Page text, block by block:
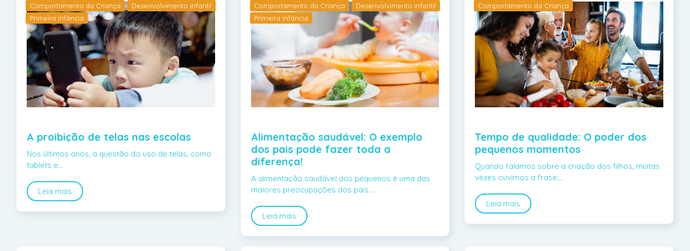
Comportamento da Criança
Desenvolvimento infantil
Primeira infância
A proibição de telas nas escolas
Nos últimos anos, a questão do uso de telas, como
tablets e…
Leia mais
Comportamento da Criança
Desenvolvimento infantil
Primeira infância
Alimentação saudável: O exemplo
dos pais pode fazer toda a
diferença!
A alimentação saudável dos pequenos é uma das
maiores preocupações dos pais.…
Leia mais
Comportamento da Criança
Tempo de qualidade: O poder dos
pequenos momentos
Quando falamos sobre a criação dos filhos, muitas
vezes ouvimos a frase:…
Leia mais